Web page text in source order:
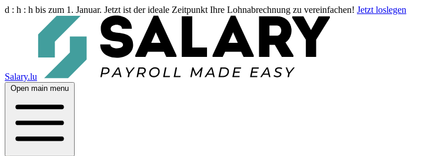
d : h : h bis zum 1. Januar. Jetzt ist der ideale Zeitpunkt Ihre Lohnabrechnung zu vereinfachen! Jetzt loslegen
Salary.lu
Open main menu